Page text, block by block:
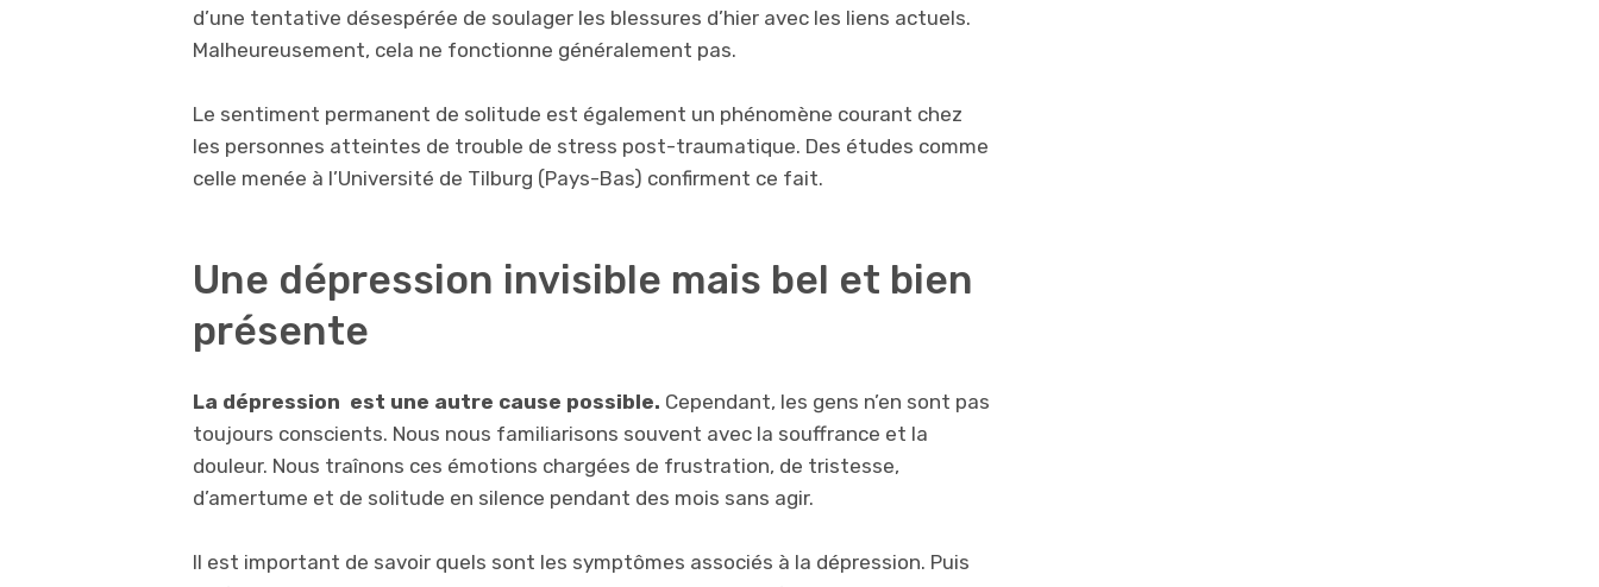
d’une tentative désespérée de soulager les blessures d’hier avec les liens actuels.
Malheureusement, cela ne fonctionne généralement pas.
Le sentiment permanent de solitude est également un phénomène courant chez
les personnes atteintes de trouble de stress post-traumatique. Des études comme
celle menée à l’Université de Tilburg (Pays-Bas) confirment ce fait.
Une dépression invisible mais bel et bien
présente
La dépression est une autre cause possible. Cependant, les gens n’en sont pas
toujours conscients. Nous nous familiarisons souvent avec la souffrance et la
douleur. Nous traînons ces émotions chargées de frustration, de tristesse,
d’amertume et de solitude en silence pendant des mois sans agir.
Il est important de savoir quels sont les symptômes associés à la dépression. Puis